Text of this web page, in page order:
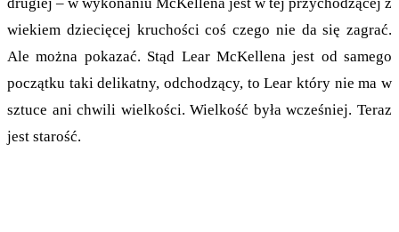
wiekiem dziecięcej kruchości coś czego nie da się zagrać.
Ale można pokazać. Stąd Lear McKellena jest od samego
początku taki delikatny, odchodzący, to Lear który nie ma w
sztuce ani chwili wielkości. Wielkość była wcześniej. Teraz
jest starość.